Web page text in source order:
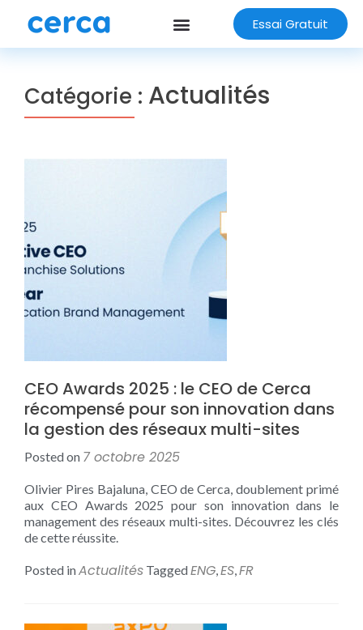
Essai Gratuit
Catégorie : Actualités
CEO Awards 2025 : le CEO de Cerca
récompensé pour son innovation dans
la gestion des réseaux multi-sites
Posted on 7 octobre 2025
Olivier Pires Bajaluna, CEO de Cerca, doublement primé
aux CEO Awards 2025 pour son innovation dans le
management des réseaux multi-sites. Découvrez les clés
de cette réussite.
Posted inActualités TaggedENG,ES,FR